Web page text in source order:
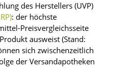
des Herstellers (UVP)
: der höchste
Preisvergleichsseite
ausweist (Stand:
sich zwischenzeitlich
der Versandapotheken